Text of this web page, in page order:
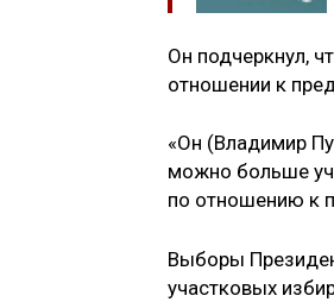
Он подчеркнул,
отношении к
«Он (Владимир
можно больше
по отношению к
Выборы
участковых